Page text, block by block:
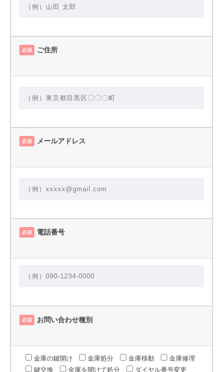
必須 ご住所
必須 メールアドレス
必須 電話番号
必須 お問い合わせ種別
金庫の鍵開け 金庫処分 金庫移動
金庫修理
鍵交換
金庫を開けて処分 ダイヤル番号変更